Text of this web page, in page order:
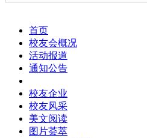
首页
校友会概况
活动报道
通知公告
校友企业
校友风采
美文阅读
图片荟萃